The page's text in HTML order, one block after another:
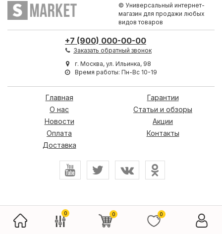
© Универсальный интернет-
магазин для продажи любых
видов товаров
+7 (900) 000-00-00
Заказать обратный звонок
г. Москва, ул. Ильинка, 98
Время работы: Пн-Вс 10-19
Главная
О нас
Новости
Оплата
Доставка
Гарантии
Статьи и обзоры
Акции
Контакты
0
0 0